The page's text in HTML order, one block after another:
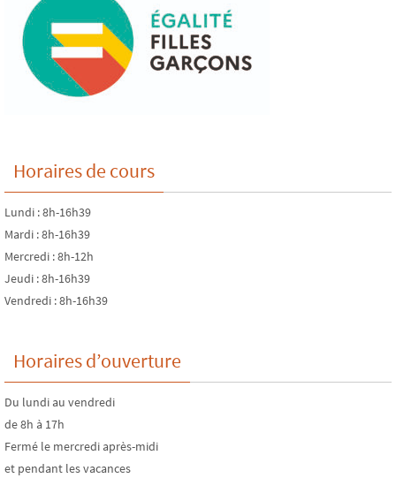
Horaires de cours
Lundi : 8h-16h39
Mardi : 8h-16h39
Mercredi : 8h-12h
Jeudi : 8h-16h39
Vendredi : 8h-16h39
Horaires d’ouverture
Du lundi au vendredi
de 8h à 17h
Fermé le mercredi après-midi
et pendant les vacances